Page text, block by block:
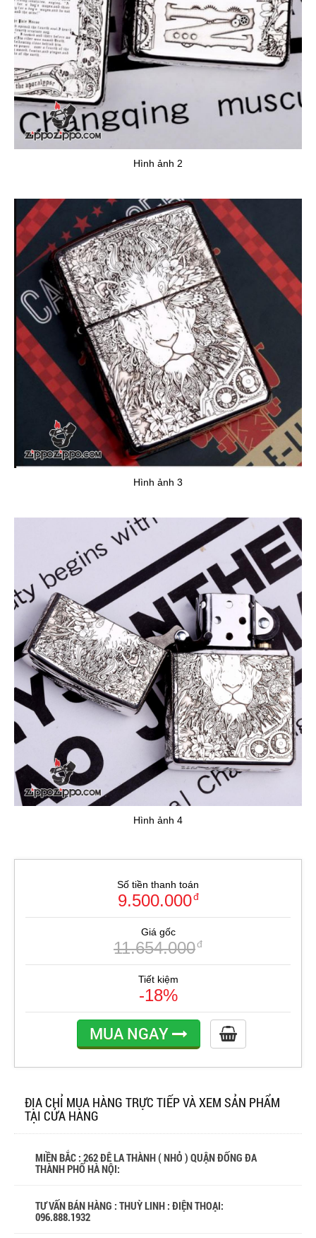
Hình ảnh 2
Hình ảnh 3
Hình ảnh 4
Số tiền thanh toán
9.500.000đ
Giá gốc
11.654.000đ
Tiết kiệm
-18%
MUA NGAY
ĐỊA CHỈ MUA HÀNG TRỰC TIẾP VÀ XEM SẢN PHẨM
TẠI CỬA HÀNG
MIỀN BẮC : 262 ĐÊ LA THÀNH ( NHỎ ) QUẬN ĐỐNG ĐA
THÀNH PHỐ HÀ NỘI:
TƯ VẤN BÁN HÀNG : THUỲ LINH : ĐIỆN THOẠI:
096.888.1932